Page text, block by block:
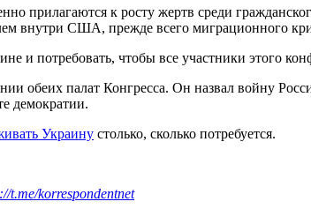
к росту жертв среди
внутри США, прежде всего миграционного
потребовать, чтобы все участники этого
обеих палат Конгресса. Он назвал войну
демократии.
Украину столько, сколько потребуется.
t.me/korrespondentnet